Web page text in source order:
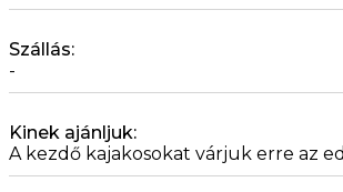
Szállás:
-
Kinek ajánljuk:
A kezdő kajakosokat várjuk erre az